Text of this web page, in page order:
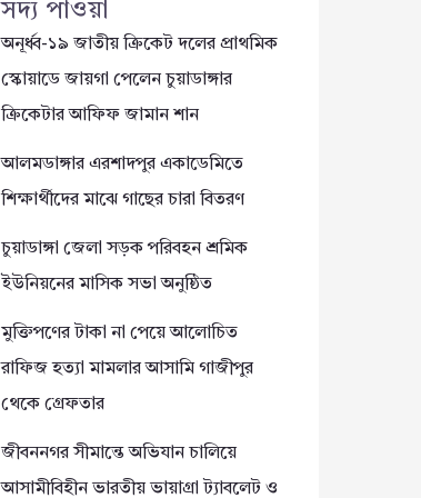
সদ্য পাওয়া
অনূর্ধ্ব-১৯ জাতীয় ক্রিকেট দলের প্রাথমিক
স্কোয়াডে জায়গা পেলেন চুয়াডাঙ্গার
ক্রিকেটার আফিফ জামান শান
আলমডাঙ্গার এরশাদপুর একাডেমিতে
শিক্ষার্থীদের মাঝে গাছের চারা বিতরণ
চুয়াডাঙ্গা জেলা সড়ক পরিবহন শ্রমিক
ইউনিয়নের মাসিক সভা অনুষ্ঠিত
মুক্তিপণের টাকা না পেয়ে আলোচিত
রাফিজ হত্যা মামলার আসামি গাজীপুর
থেকে গ্রেফতার
জীবননগর সীমান্তে অভিযান চালিয়ে
আসামীবিহীন ভারতীয় ভায়াগ্রা ট্যাবলেট ও